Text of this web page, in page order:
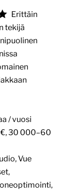
Erittäin
tekijä
/ vuosi
30 000–60
Vue